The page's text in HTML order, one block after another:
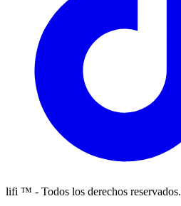
lifi ™ - Todos los derechos reservados.